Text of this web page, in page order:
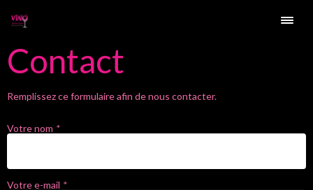
Contact
Remplissez ce formulaire afin de nous contacter.
Votre nom
Votre e-mail